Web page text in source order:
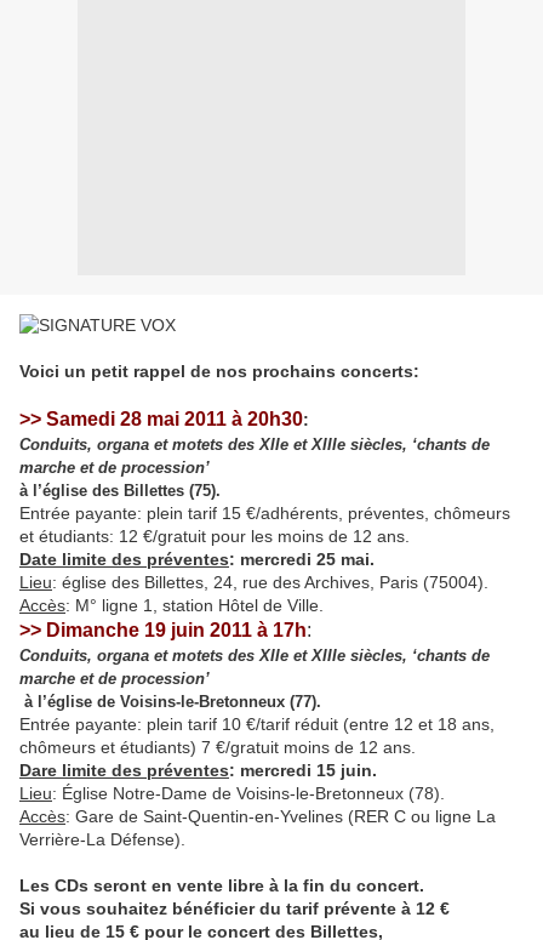
Voici un petit rappel de nos prochains concerts:
>> Samedi 28 mai 2011 à 20h30:
Conduits, organa et motets des XIIe et XIIIe siècles, ‘chants de
marche et de procession’
à l’église des Billettes (75).
Entrée payante: plein tarif 15 €/adhérents, préventes, chômeurs
et étudiants: 12 €/gratuit pour les moins de 12 ans.
Date limite des préventes: mercredi 25 mai.
Lieu: église des Billettes, 24, rue des Archives, Paris (75004).
Accès: M° ligne 1, station Hôtel de Ville.
>> Dimanche 19 juin 2011 à 17h:
Conduits, organa et motets des XIIe et XIIIe siècles, ‘chants de
marche et de procession’
à l’église de Voisins-le-Bretonneux (77).
Entrée payante: plein tarif 10 €/tarif réduit (entre 12 et 18 ans,
chômeurs et étudiants) 7 €/gratuit moins de 12 ans.
Dare limite des préventes: mercredi 15 juin.
Lieu: Église Notre-Dame de Voisins-le-Bretonneux (78).
Accès: Gare de Saint-Quentin-en-Yvelines (RER C ou ligne La
Verrière-La Défense).
Les CDs seront en vente libre à la fin du concert.
Si vous souhaitez bénéficier du tarif prévente à 12 €
au lieu de 15 € pour le concert des Billettes,